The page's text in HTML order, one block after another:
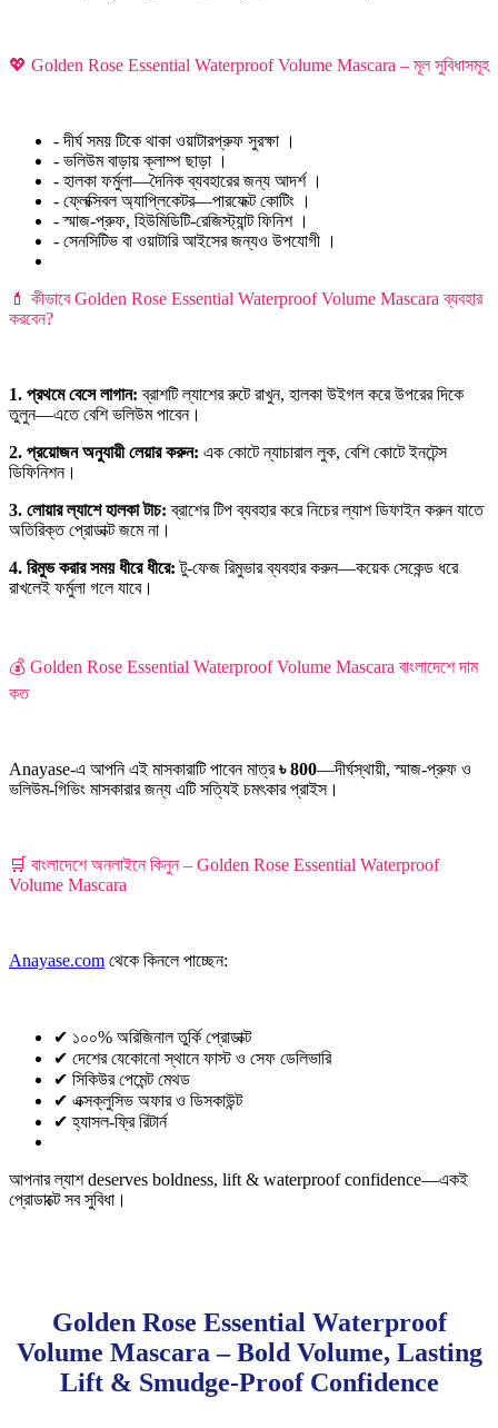
💖 Golden Rose Essential Waterproof Volume Mascara – মূল সুবিধাসমূহ
- দীর্ঘ সময় টিকে থাকা ওয়াটারপ্রুফ সুরক্ষা ।
- ভলিউম বাড়ায় ক্লাম্প ছাড়া ।
- হালকা ফর্মুলা—দৈনিক ব্যবহারের জন্য আদর্শ ।
- ফ্লেক্সিবল অ্যাপ্লিকেটর—পারফেক্ট কোটিং ।
- স্মাজ-প্রুফ, হিউমিডিটি-রেজিস্ট্যান্ট ফিনিশ ।
- সেনসিটিভ বা ওয়াটারি আইসের জন্যও উপযোগী ।
💄 কীভাবে Golden Rose Essential Waterproof Volume Mascara ব্যবহার
করবেন?
1. প্রথমে বেসে লাগান: ব্রাশটি ল্যাশের রুটে রাখুন, হালকা উইগল করে উপরের দিকে
তুলুন—এতে বেশি ভলিউম পাবেন।
2. প্রয়োজন অনুযায়ী লেয়ার করুন: এক কোটে ন্যাচারাল লুক, বেশি কোটে ইনটেন্স
ডিফিনিশন।
3. লোয়ার ল্যাশে হালকা টাচ: ব্রাশের টিপ ব্যবহার করে নিচের ল্যাশ ডিফাইন করুন যাতে
অতিরিক্ত প্রোডাক্ট জমে না।
4. রিমুভ করার সময় ধীরে ধীরে: টু-ফেজ রিমুভার ব্যবহার করুন—কয়েক সেকেন্ড ধরে
রাখলেই ফর্মুলা গলে যাবে।
💰 Golden Rose Essential Waterproof Volume Mascara বাংলাদেশে দাম
কত
Anayase-এ আপনি এই মাসকারাটি পাবেন মাত্র৳ 800—দীর্ঘস্থায়ী, স্মাজ-প্রুফ ও
ভলিউম-গিভিং মাসকারার জন্য এটি সত্যিই চমৎকার প্রাইস।
🛒 বাংলাদেশে অনলাইনে কিনুন – Golden Rose Essential Waterproof
Volume Mascara
Anayase.com থেকে কিনলে পাচ্ছেন:
✔ ১০০% অরিজিনাল তুর্কি প্রোডাক্ট
✔ দেশের যেকোনো স্থানে ফাস্ট ও সেফ ডেলিভারি
✔ সিকিউর পেমেন্ট মেথড
✔ এক্সক্লুসিভ অফার ও ডিসকাউন্ট
✔ হ্যাসল-ফ্রি রিটার্ন
আপনার ল্যাশ deserves boldness, lift & waterproof confidence—একই
প্রোডাক্টে সব সুবিধা।
Golden Rose Essential Waterproof
Volume Mascara – Bold Volume, Lasting
Lift & Smudge-Proof Confidence